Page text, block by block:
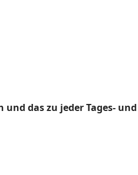
das zu jeder Tages-